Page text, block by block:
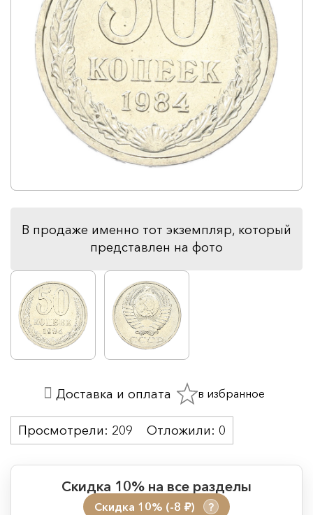
В продаже именно тот экземпляр, который
представлен на фото
Скидка 10% на все разделы
Скидка 10% (-8 руб.) ?
Просмотрели: 209 Отложили: 0
Доставка и оплата в избранное